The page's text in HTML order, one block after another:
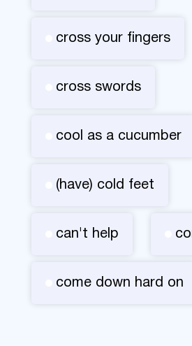
cross your fingers
cross swords
cool as a cucumber
(have) cold feet
can't help
come down hard on